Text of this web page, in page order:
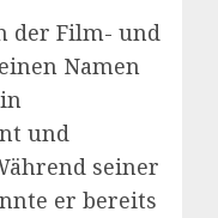
der Film- und
Namen
und
seiner
er bereits